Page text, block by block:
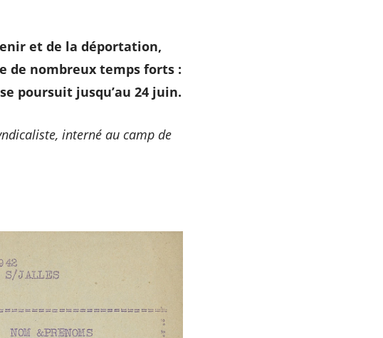
et de la déportation,
de nombreux temps forts :
poursuit jusqu’au 24 juin.
interné au camp de